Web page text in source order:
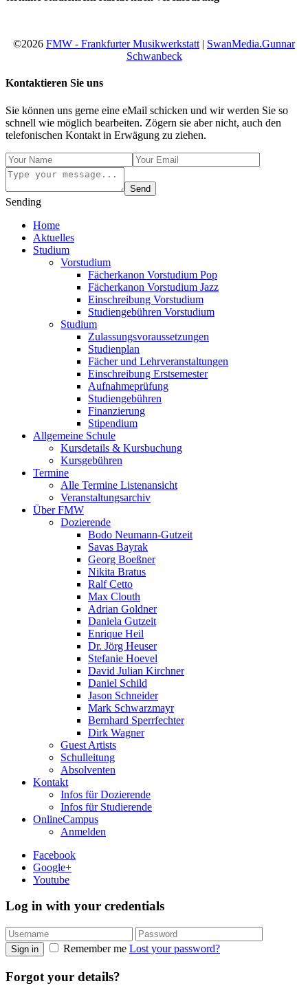
©2026 FMW - Frankfurter Musikwerkstatt | SwanMedia.Gunnar
Schwanbeck
Kontaktieren Sie uns
Sie können uns gerne eine eMail schicken und wir werden Sie so
schnell wie möglich bearbeiten. Zögern sie aber nicht, auch den
telefonischen Kontakt in Erwägung zu ziehen.
Send
Sending
Home
Aktuelles
Studium
Vorstudium
Fächerkanon Vorstudium Pop
Fächerkanon Vorstudium Jazz
Einschreibung Vorstudium
Studiengebühren Vorstudium
Studium
Zulassungsvoraussetzungen
Studienplan
Fächer und Lehrveranstaltungen
Einschreibung Erstsemester
Aufnahmeprüfung
Studiengebühren
Finanzierung
Stipendium
Allgemeine Schule
Kursdetails & Kursbuchung
Kursgebühren
Termine
Alle Termine Listenansicht
Veranstaltungsarchiv
Über FMW
Dozierende
Bodo Neumann-Gutzeit
Savas Bayrak
Georg Boeßner
Nikita Bratus
Ralf Cetto
Max Clouth
Adrian Goldner
Daniela Gutzeit
Enrique Heil
Dr. Jörg Heuser
Stefanie Hoevel
David Julian Kirchner
Daniel Schild
Jason Schneider
Mark Schwarzmayr
Bernhard Sperrfechter
Dirk Wagner
Guest Artists
Schulleitung
Absolventen
Kontakt
Infos für Dozierende
Infos für Studierende
OnlineCampus
Anmelden
Facebook
Google+
Youtube
Log in with your credentials
Sign in Remember me Lost your password?
Forgot your details?